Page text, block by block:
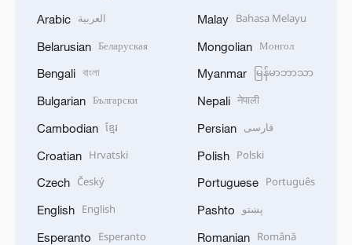
Arabic العربية
Belarusian Беларуская
Bengali বাংলা
Bulgarian Български
Cambodian ខ្មែរ
Croatian Hrvatski
Czech Český
English English
Esperanto Esperanto
Malay Bahasa Melayu
Mongolian Монгол
Myanmar မြန်မာဘာသာ
Nepali नेपाली
Persian فارسی
Polish Polski
Portuguese Português
Pashto پښتو
Romanian Română